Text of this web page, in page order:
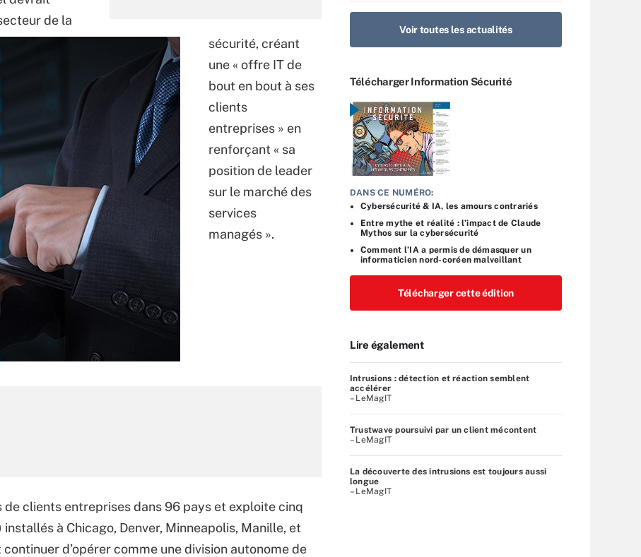
de la
sécurité, créant
une « offre IT de
bout en bout à ses
clients
entreprises » en
renforçant « sa
position de leader
sur le marché des
services
managés ».
clients entreprises dans 96 pays et exploite cinq
à Chicago, Denver, Minneapolis, Manille, et
d’opérer comme une division autonome de
Voir toutes les actualités
Télécharger Information Sécurité
DANS CE NUMÉRO:
Cybersécurité & IA, les amours contrariés
Entre mythe et réalité : l’impact de Claude
Mythos sur la cybersécurité
Comment l’IA a permis de démasquer un
informaticien nord-coréen malveillant
Télécharger cette édition
Lire également
Intrusions : détection et réaction semblent
accélérer
– LeMagIT
Trustwave poursuivi par un client mécontent
– LeMagIT
La découverte des intrusions est toujours aussi
longue
– LeMagIT